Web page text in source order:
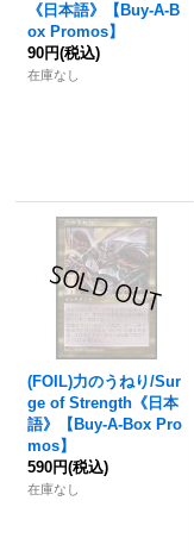
《日本語》【Buy-A-B
ox Promos】
90円(税込)
在庫なし
(FOIL)力のうねり/Sur
ge of Strength《日本
語》【Buy-A-Box Pro
mos】
590円(税込)
在庫なし